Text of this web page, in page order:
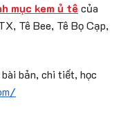
mục kem ủ tê của
Tê Bee, Tê Bọ Cạp,
bản, chi tiết, học